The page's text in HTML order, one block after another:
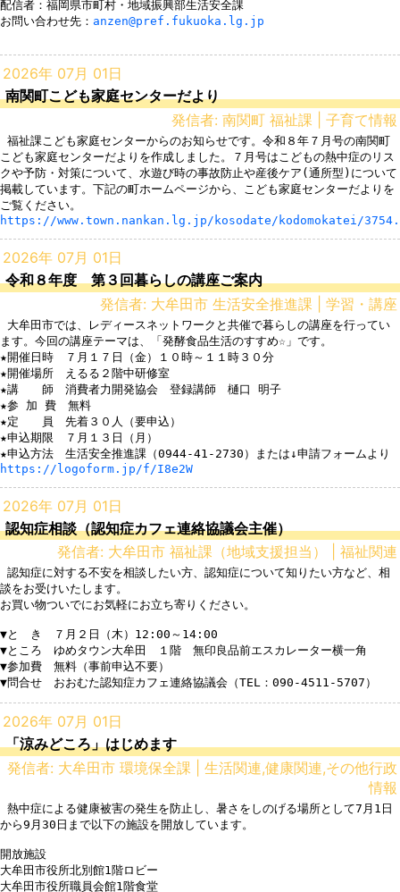
配信者：福岡県市町村・地域振興部生活安全課
お問い合わせ先： anzen@pref.fukuoka.lg.jp
2026年 07月 01日
南関町こども家庭センターだより
発信者: 南関町 福祉課 | 子育て情報
こども家庭センターだよりを作成しました。７月号はこどもの熱中症のリス
クや予防・対策について、水遊び時の事故防止や産後ケア(通所型)について
掲載しています。下記の町ホームページから、こども家庭センターだよりを
https://www.town.nankan.lg.jp/kosodate/kodomokatei/
2026年 07月 01日
令和８年度 第３回暮らしの講座ご案内
発信者: 大牟田市 生活安全推進課 | 学習・講座
ます。今回の講座テーマは、「発酵食品生活のすすめ☆」です。
★開催日時　７月１７日（金）１０時～１１時３０分
★開催場所　えるる２階中研修室
★講　　師　消費者力開発協会　登録講師　樋口 明子
★参 加 費　無料
★定　　員　先着３０人（要申込）
★申込期限　７月１３日（月）
https://logoform.jp/f/I8e2W
2026年 07月 01日
認知症相談（認知症カフェ連絡協議会主催）
発信者: 大牟田市 福祉課（地域支援担当） | 福祉関連
談をお受けいたします。
お買い物ついでにお気軽にお立ち寄りください。
▼と　き　７月２日（木）12:00～14:00
▼ところ　ゆめタウン大牟田　１階　無印良品前エスカレーター横一角
▼参加費　無料（事前申込不要）
▼問合せ　おおむた認知症カフェ連絡協議会（TEL：090-4511-5707）
2026年 07月 01日
「涼みどころ」はじめます
発信者: 大牟田市 環境保全課 | 生活関連,健康関連,その他行政
情報
から9月30日まで以下の施設を開放しています。
開放施設
大牟田市役所北別館1階ロビー
大牟田市役所職員会館1階食堂